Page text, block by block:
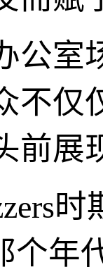
公室
不仅
前展
个年